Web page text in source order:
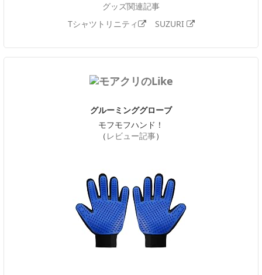
グッズ関連記事
Tシャツトリニティ
SUZURI
グルーミンググローブ
モフモフハンド！
（ レビュー記事）